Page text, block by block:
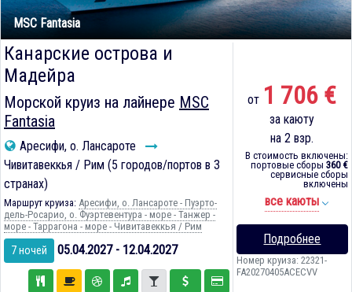
MSC Fantasia
Канарские острова и
Мадейра
Морской круиз на лайнере MSC
Fantasia
Аресифи, о. Лансароте
Чивитавеккья / Рим (5 городов/портов в 3
странах)
Маршрут круиза: Аресифи, о. Лансароте - Пуэрто-
дель-Росарио, о. Фуэртевентура - море - Танжер -
море - Таррагона - море - Чивитавеккья / Рим
7 ночей 05.04.2027 - 12.04.2027
от 1 706 €
за каюту
на 2 взр.
В стоимость включены:
портовые сборы 360 €
сервисные сборы
включены
все каюты
Подробнее
Номер круиза: 22321-
FA20270405ACECVV